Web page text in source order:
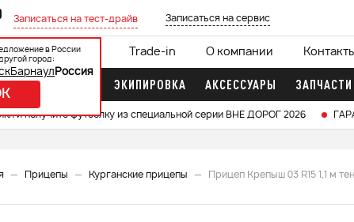
в России
город:
Барнаул Россия
Записаться на тест-драйв Записаться на сервис
Кредит 0% Trade-in О компании
МОТОРЫ ЭКИПИРОВКА АКСЕССУАРЫ ЗАПЧАСТИ
и получите футболку из специальной серии ВНЕ ДОРОГ 2026
Прицепы Курганские прицепы Прицеп Крепыш 03 R15 1,1 м